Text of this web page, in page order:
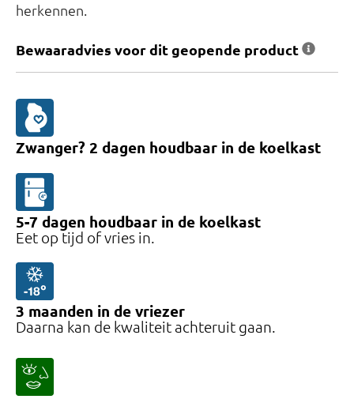
herkennen.
Bewaaradvies voor dit geopende product
Zwanger? 2 dagen houdbaar in de koelkast
5-7 dagen houdbaar in de koelkast
Eet op tijd of vries in.
3 maanden in de vriezer
Daarna kan de kwaliteit achteruit gaan.